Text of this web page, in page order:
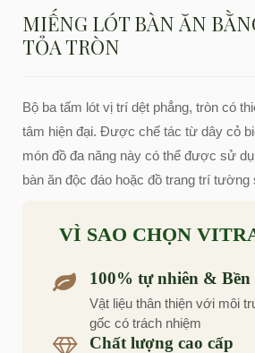
MIẾNG LÓT BÀN ĂN
TỎA TRÒN
Bộ ba tấm lót vị trí dệt phẳng, tròn có
tâm hiện đại. Được chế tác từ dây cỏ
món đồ đa năng này có thể được sử
bàn ăn độc đáo hoặc đồ trang trí tường
VÌ SAO CHỌN
100% tự nhiên & Bền
Vật liệu thân thiện với môi
gốc có trách nhiệm
Chất lượng cao cấp